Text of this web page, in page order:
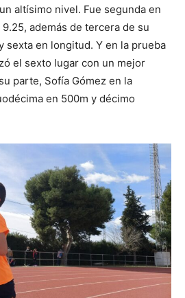
altísimo nivel. Fue segunda en
además de tercera de su
sexta en longitud. Y en la prueba
el sexto lugar con un mejor
parte, Sofía Gómez en la
en 500m y décimo